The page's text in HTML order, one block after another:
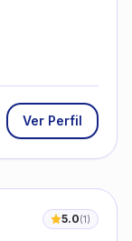
Ver Perfil
5.0(1)